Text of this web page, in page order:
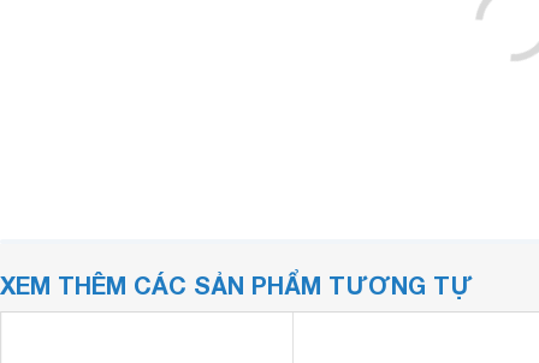
XEM THÊM CÁC SẢN PHẨM TƯƠNG TỰ